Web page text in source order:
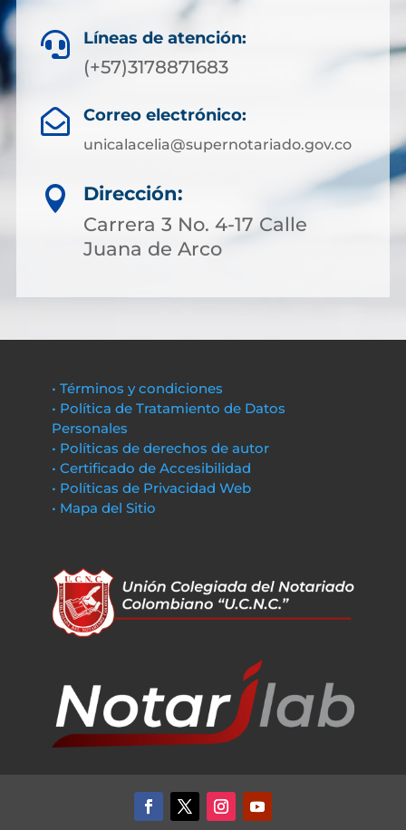
 Líneas de atención:
(+57)3178871683
 Correo electrónico:
unicalacelia@supernotariado.gov.co

Dirección:
Carrera 3 No. 4-17 Calle
Juana de Arco
• Términos y condiciones
• Política de Tratamiento de Datos
Personales
• Políticas de derechos de autor
• Certificado de Accesibilidad
• Políticas de Privacidad Web
• Mapa del Sitio